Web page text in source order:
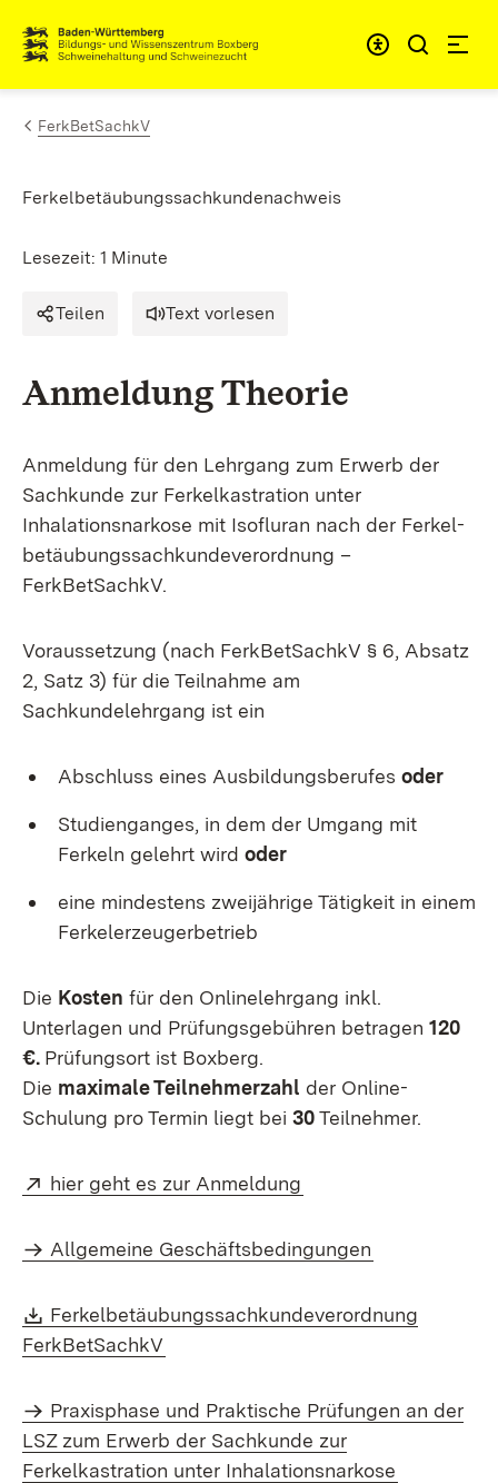
Zum Inhalt springen
Link zur Startseite
FerkBetSachkV
Ferkelbetäubungssachkundenachweis
Lesezeit: 1 Minute
Teilen Text vorlesen
Anmeldung Theorie
Anmeldung für den Lehrgang zum Erwerb der
Sachkunde zur Ferkelkastration unter
Inhalationsnarkose mit Isofluran nach der Ferkel­
betäubungs­sachkunde­verordnung –
FerkBetSachkV.
Voraussetzung (nach FerkBetSachkV § 6, Absatz
2, Satz 3) für die Teilnahme am
Sachkundelehrgang ist ein
Abschluss eines Ausbildungsberufes oder
Studienganges, in dem der Umgang mit
Ferkeln gelehrt wird oder
eine mindestens zweijährige Tätigkeit in einem
Ferkelerzeugerbetrieb
Die Kosten für den Onlinelehrgang inkl.
Unterlagen und Prüfungsgebühren betragen 120
€. Prüfungsort ist Boxberg.
Die maximale Teilnehmerzahl der Online-
Schulung pro Termin liegt bei 30Teilnehmer.
Extern:
hier geht es zur Anmeldung
Allgemeine Geschäftsbedingungen
Download:
Ferkelbetäubungssachkundeverordnung
FerkBetSachkV
Praxisphase und Praktische Prüfungen an der
LSZ zum Erwerb der Sachkunde zur
Ferkelkastration unter Inhalationsnarkose